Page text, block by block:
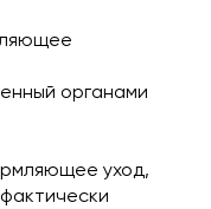
органами
уход,